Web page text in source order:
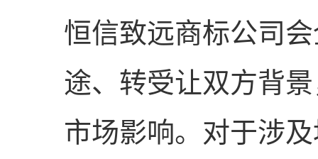
恒信致远商标公司
途、转受让双方背
市场影响。对于涉